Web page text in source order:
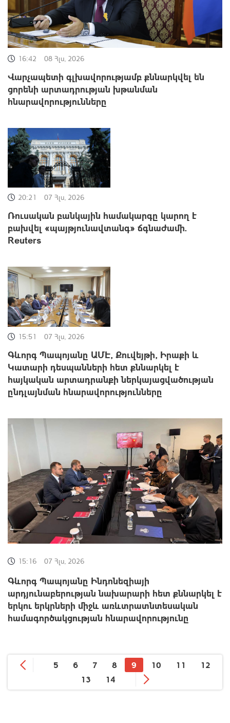
16:42 08 Հլս, 2026
Վարչապետի գլխավորությամբ քննարկվել են
ցորենի արտադրության խթանման
հնարավորությունները
20:21 07 Հլս, 2026
Ռուսական բանկային համակարգը կարող է
բախվել «պայթյունավտանգ» ճգնաժամի.
Reuters
15:51 07 Հլս, 2026
Գևորգ Պապոյանը ԱՄԷ, Քուվեյթի, Իրաքի և
Կատարի դեսպանների հետ քննարկել է
հայկական արտադրանքի ներկայացվածության
ընդլայնման հնարավորությունները
15:16 07 Հլս, 2026
Գևորգ Պապոյանը Ինդոնեզիայի
արդյունաբերության նախարարի հետ քննարկել է
երկու երկրների միջև առևտրատնտեսական
համագործակցության հնարավորությունը
5 6 7 8 9 10 11
12
13
14